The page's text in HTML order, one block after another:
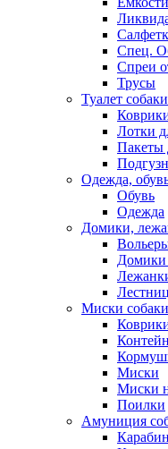
Спец.
Спреи
Трусы
Туалет собаки
Лотки
Пакеты
Одежда,
Обувь
Одежда
Домики,
Домики
Миски собаки
Миски
Миски
Поилки
Амуниция